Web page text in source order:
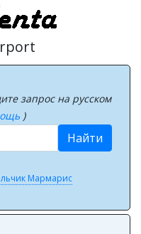
запрос на русском
)
Найти
Мармарис